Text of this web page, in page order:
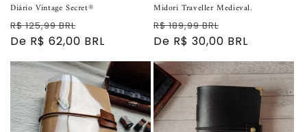
Diário Vintage Secret®
Preço
normal
R$ 125,99 BRL
promocional
De R$ 62,00 BRL
Midori Traveller Medieval.
Preço
normal
R$ 189,99 BRL
promocional
De R$ 30,00 BRL